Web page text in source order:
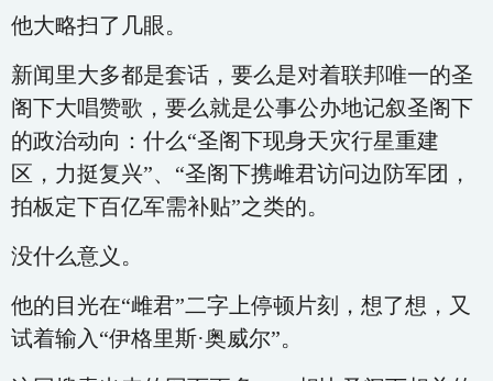
他大略扫了几眼。
新闻里大多都是套话，要么是对着联邦唯一的圣
阁下大唱赞歌，要么就是公事公办地记叙圣阁下
的政治动向：什么“圣阁下现身天灾行星重建
区，力挺复兴”、“圣阁下携雌君访问边防军团，
拍板定下百亿军需补贴”之类的。
没什么意义。
他的目光在“雌君”二字上停顿片刻，想了想，又
试着输入“伊格里斯·奥威尔”。